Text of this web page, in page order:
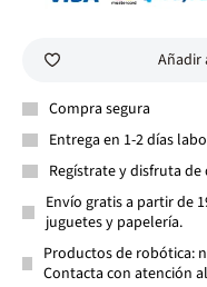
Añadir
Compra segura
Entrega en 1-2 días
Regístrate y disfruta
Envío gratis a partir de
juguetes y papelería.
Productos de robótica:
Contacta con atención